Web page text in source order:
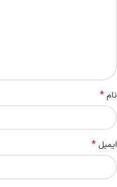
نام*
ایمیل *